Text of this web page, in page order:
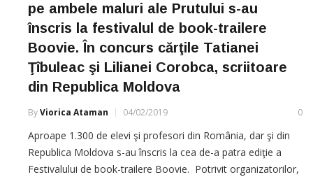
pe ambele maluri ale Prutului s-au
înscris la festivalul de book-trailere
Boovie. În concurs cărţile Tatianei
Ţîbuleac şi Lilianei Corobca, scriitoare
din Republica Moldova
ByViorica Ataman 04/02/2019 0
Aproape 1.300 de elevi şi profesori din România, dar şi din
Republica Moldova s-au înscris la cea de-a patra ediţie a
Festivalului de book-trailere Boovie. Potrivit organizatorilor,